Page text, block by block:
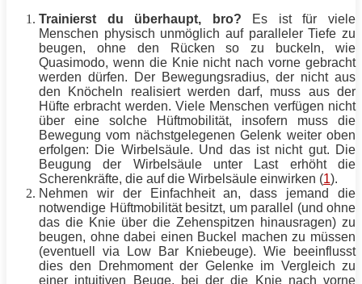
Trainierst du überhaupt,
bro? Es ist für viele
Menschen physisch unmöglich auf paralleler Tiefe zu
beugen, ohne den
Rücken so zu buckeln, wie
Quasimodo, wenn die Knie nicht nach vorne gebracht
werden dürfen. Der Bewegungsradius, der nicht aus
den Knöcheln realisiert werden darf, muss aus der
Hüfte erbracht werden. Viele Menschen verfügen nicht
über eine solche Hüftmobilität, insofern muss die
Bewegung vom nächstgelegenen Gelenk weiter oben
erfolgen: Die Wirbelsäule. Und das ist nicht gut. Die
Beugung der Wirbelsäule unter Last erhöht die
Scherenkräfte, die auf die Wirbelsäule einwirken (1).
Nehmen wir der Einfachheit an, dass jemand die
notwendige Hüftmobilität besitzt, um parallel (und ohne
das die Knie über die Zehenspitzen hinausragen) zu
beugen, ohne dabei einen Buckel machen zu müssen
(eventuell via Low Bar
Kniebeuge). Wie beeinflusst
dies den Drehmoment der Gelenke im Vergleich zu
einer intuitiven
Beuge, bei der die Knie nach vorne